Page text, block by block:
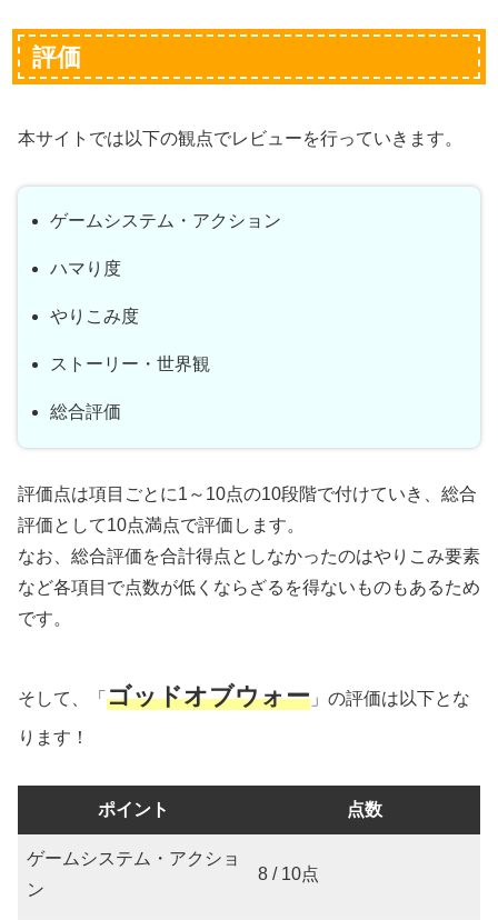
評価
本サイトでは以下の観点でレビューを行っていきます。
ゲームシステム・アクション
ハマり度
やりこみ度
ストーリー・世界観
総合評価
評価点は項目ごとに1～10点の10段階で付けていき、総合
評価として10点満点で評価します。
なお、総合評価を合計得点としなかったのはやりこみ要素
など各項目で点数が低くならざるを得ないものもあるため
です。
そして、「 ゴッドオブウォー 」の評価は以下とな
ります！
ポイント 点数
ゲームシステム・アクショ
ン
8 / 10点